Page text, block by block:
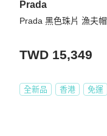
Prada
Prada 黑色珠片 漁夫帽
TWD 15,349
全新品 香港 免運